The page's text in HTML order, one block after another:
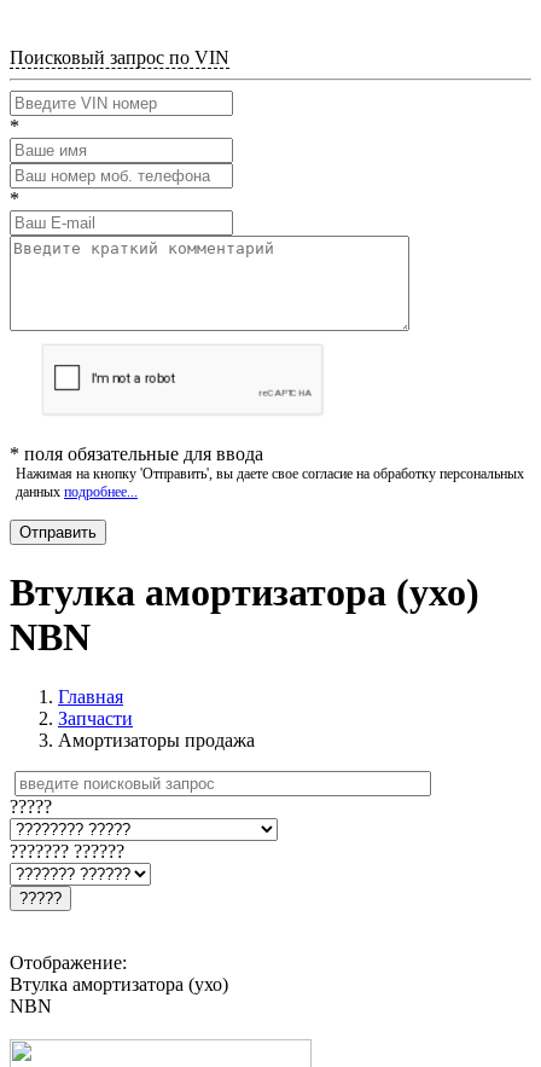
Поисковый запрос по VIN
*
*
* поля обязательные для ввода
Нажимая на кнопку 'Отправить', вы даете свое согласие на обработку персональных
данных подробнее...
Втулка амортизатора (ухо)
NBN
Главная
Запчасти
Амортизаторы продажа
?????
??????? ??????
?????
Отображение:
Втулка амортизатора (ухо)
NBN